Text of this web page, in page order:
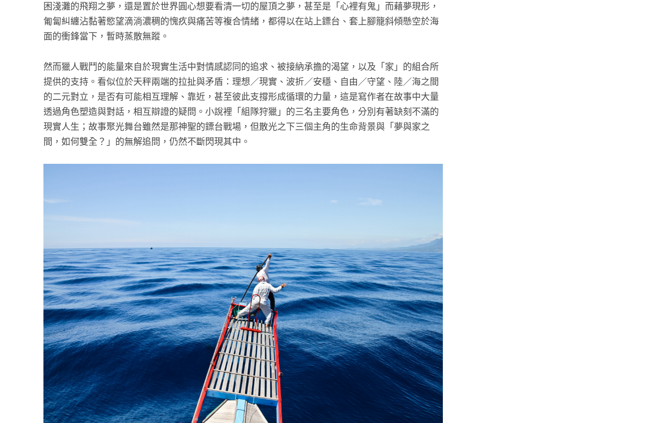
困淺灘的飛翔之夢，還是置於世界圓心想要看清一切的屋頂之夢，甚至是「心裡有鬼」而藉夢現形，
匍匐糾纏沾黏著慾望滴淌濃稠的愧疚與痛苦等複合情緒，都得以在站上鏢台、套上腳籠斜傾懸空於海
面的衝鋒當下，暫時蒸散無蹤。
然而獵人戰鬥的能量來自於現實生活中對情感認同的追求、被接納承擔的渴望，以及「家」的組合所
提供的支持。看似位於天秤兩端的拉扯與矛盾：理想／現實、波折／安穩、自由／守望、陸／海之間
的二元對立，是否有可能相互理解、靠近，甚至彼此支撐形成循環的力量，這是寫作者在故事中大量
透過角色塑造與對話，相互辯證的疑問。小說裡「組隊狩獵」的三名主要角色，分別有著缺刻不滿的
現實人生；故事聚光舞台雖然是那神聖的鏢台戰場，但散光之下三個主角的生命背景與「夢與家之
間，如何雙全？」的無解追問，仍然不斷閃現其中。